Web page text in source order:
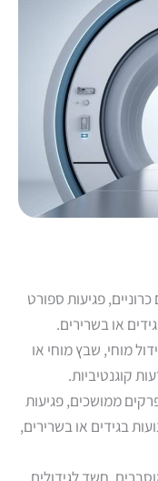
פגיעות ספורט
או בשרירים.
מוחי, שבץ מוחי או
קוגנטיביות.
ממושכים, פגיעות
בגידים או בשרירים,